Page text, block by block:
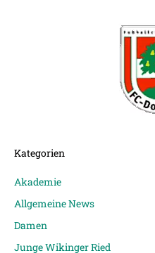
Kategorien
Akademie
Allgemeine News
Damen
Junge Wikinger Ried